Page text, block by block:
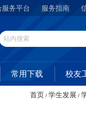
服务平台 服务指南
常用下载 校友
首页 / 学生发展 /